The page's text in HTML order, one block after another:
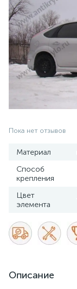
Пока нет отзывов
Материал
Способ
крепления
Цвет
элемента
Описание